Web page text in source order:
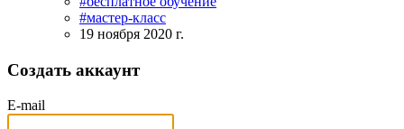
#мастер-класс
19 ноября 2020 г.
Создать аккаунт
E-mail